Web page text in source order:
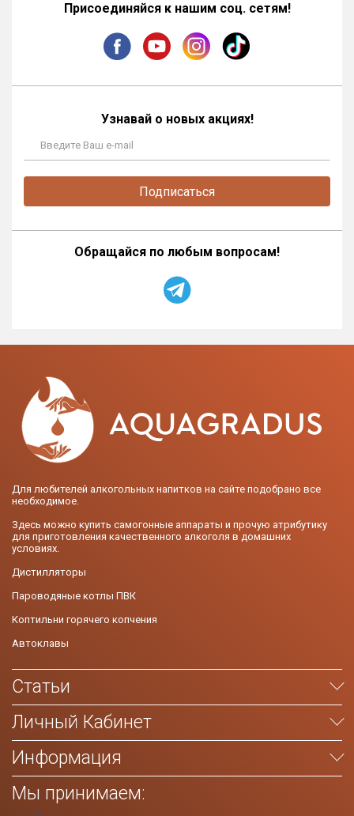
Присоединяйся к нашим соц. сетям!
Узнавай о новых акциях!
Подписаться
Обращайся по любым вопросам!
Для любителей алкогольных напитков на сайте подобрано все
необходимое.
Здесь можно купить самогонные аппараты и прочую атрибутику
для приготовления качественного алкоголя в домашних
условиях.
Дистилляторы
Пароводяные котлы ПВК
Коптильни горячего копчения
Автоклавы
Статьи
Личный Кабинет
Информация
Мы принимаем: